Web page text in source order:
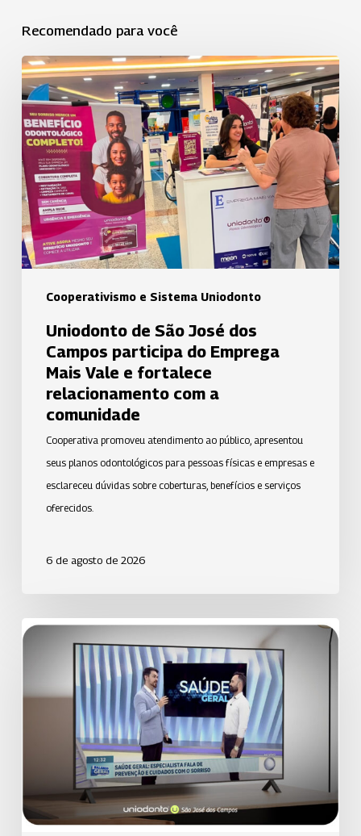
Recomendado para você
Cooperativismo e Sistema Uniodonto
Uniodonto
de
São
José
dos
Campos
participa
do
Emprega
Mais
Vale
fortalece
relacionamento
com
Uniodonto de São José dos
Campos participa do Emprega
Mais Vale e fortalece
relacionamento com a
comunidade
Cooperativa promoveu atendimento ao público, apresentou
seus planos odontológicos para pessoas físicas e empresas e
esclareceu dúvidas sobre coberturas, benefícios e serviços
oferecidos.
6 de agosto de 2026
Uniodonto
orienta
população
prevenção
cárie